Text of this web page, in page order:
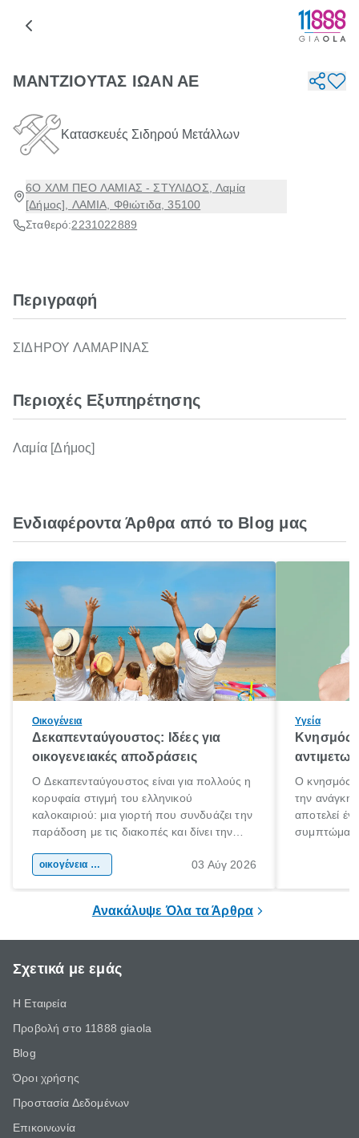
ΜΑΝΤΖΙΟΥΤΑΣ ΙΩΑΝ ΑΕ
Κατασκευές Σιδηρού Μετάλλων
6Ο ΧΛΜ ΠΕΟ ΛΑΜΙΑΣ - ΣΤΥΛΙΔΟΣ, Λαμία
[Δήμος], ΛΑΜΙΑ, Φθιώτιδα, 35100
Σταθερό:2231022889
Περιγραφή
ΣΙΔΗΡΟΥ ΛΑΜΑΡΙΝΑΣ
Περιοχές Εξυπηρέτησης
Λαμία [Δήμος]
Ενδιαφέροντα Άρθρα από το Blog μας
Οικογένεια
Δεκαπενταύγουστος: Ιδέες για
οικογενειακές αποδράσεις
Ο Δεκαπενταύγουστος είναι για πολλούς η
κορυφαία στιγμή του ελληνικού
καλοκαιριού: μια γιορτή που συνδυάζει την
παράδοση με τις διακοπές και δίνει την
χώρας. Είτε πρόκειται για λίγες μέρες
οικογένεια & παιδί 03 Αύγ 2026
Υγεία
Κνησμός:
Ο κνησμός
την ανάγκη
αποτελεί
Ανακάλυψε Όλα τα Άρθρα
Σχετικά με εμάς
Η Εταιρεία
Προβολή στο 11888 giaola
Blog
Όροι χρήσης
Προστασία Δεδομένων
Επικοινωνία